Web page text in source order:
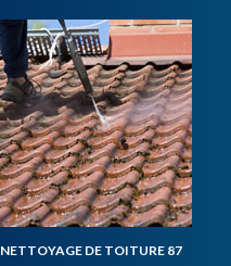
NETTOYAGE DE TOITURE 87